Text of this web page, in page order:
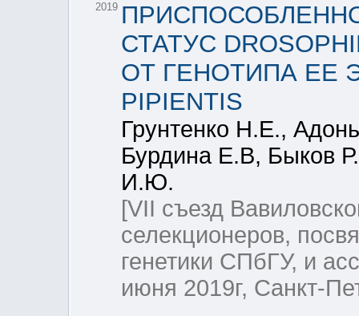
2019
СТАТУС
ОТ ГЕНОТИПА ЕЕ
PIPIENTIS
Грунтенко Н.Е.,
Бурдина Е.В, Быков
И.Ю.
[VII съезд
селекционеров,
генетики СПбГУ, и
июня 2019г, Санкт-